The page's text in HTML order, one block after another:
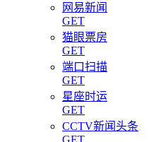
网易新闻
GET
猫眼票房
GET
端口扫描
GET
星座时运
GET
CCTV新闻头条
GET